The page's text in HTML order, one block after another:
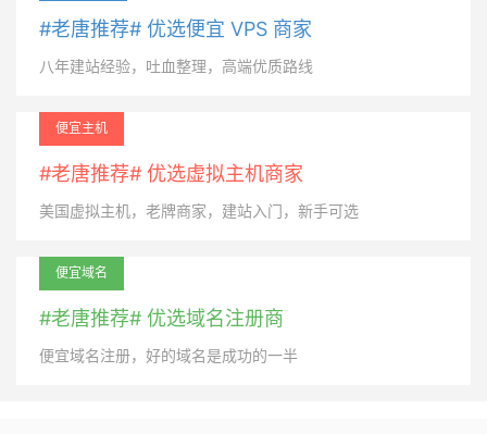
#老唐推荐# 优选便宜 VPS 商家
八年建站经验，吐血整理，高端优质路线
便宜主机
#老唐推荐# 优选虚拟主机商家
美国虚拟主机，老牌商家，建站入门，新手可选
便宜域名
#老唐推荐# 优选域名注册商
便宜域名注册，好的域名是成功的一半